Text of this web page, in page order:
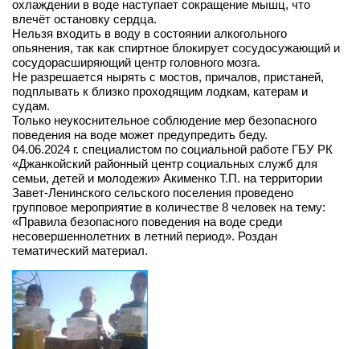
охлаждении в воде наступает сокращение мышц, что
влечёт остановку сердца.
Нельзя входить в воду в состоянии алкогольного
опьянения, так как спиртное блокирует сосудосужающий и
сосудорасширяющий центр головного мозга.
Не разрешается нырять с мостов, причалов, пристаней,
подплывать к близко проходящим лодкам, катерам и
судам.
Только неукоснительное соблюдение мер безопасного
поведения на воде может предупредить беду.
04.06.2024 г. специалистом по социальной работе ГБУ РК
«Джанкойский районный центр социальных служб для
семьи, детей и молодежи» Акименко Т.П. на территории
Завет-Ленинского сельского поселения проведено
групповое мероприятие в количестве 8 человек на тему:
«Правила безопасного поведения на воде среди
несовершеннолетних в летний период». Роздан
тематический материал.